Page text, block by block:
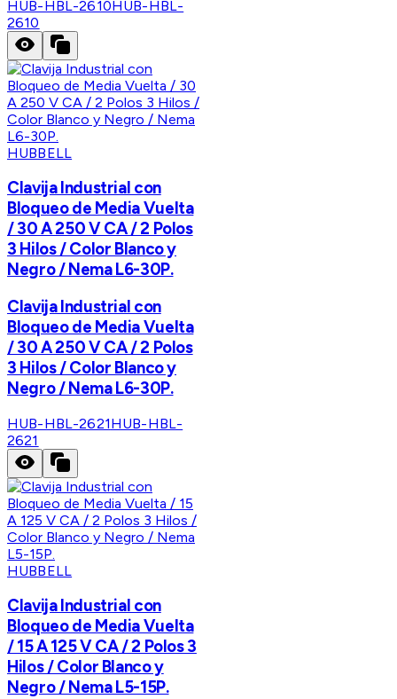
HUB-HBL-2610HUB-HBL-
2610
HUBBELL
Clavija Industrial con
Bloqueo de Media Vuelta
/ 30 A 250 V CA / 2 Polos
3 Hilos / Color Blanco y
Negro / Nema L6-30P.
Clavija Industrial con
Bloqueo de Media Vuelta
/ 30 A 250 V CA / 2 Polos
3 Hilos / Color Blanco y
Negro / Nema L6-30P.
HUB-HBL-2621HUB-HBL-
2621
HUBBELL
Clavija Industrial con
Bloqueo de Media Vuelta
/ 15 A 125 V CA / 2 Polos 3
Hilos / Color Blanco y
Negro / Nema L5-15P.